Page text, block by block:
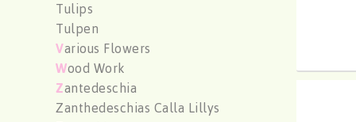
Tulips
Tulpen
Various Flowers
Wood Work
Zantedeschia
Zanthedeschias Calla Lillys
U